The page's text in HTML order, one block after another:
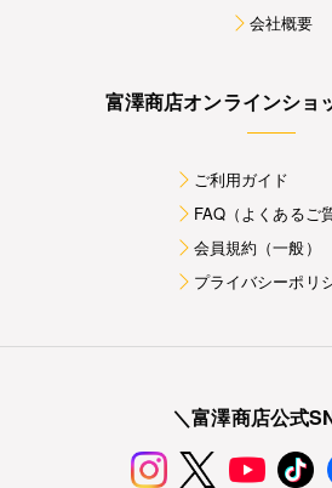
会社概要
富澤商店オンラインショ
ご利用ガイド
FAQ（よくあるご
会員規約（一般）
プライバシーポリ
＼富澤商店公式